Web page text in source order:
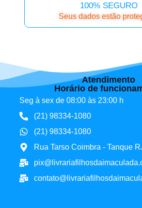
100% SEGURO
Seus dados estão
Atendimento
Horário de
Seg à sex de 08:00 às 23:00 h
(21) 98334-1080
(21) 98334-1080
Rua Tarso Coimbra - Tanque